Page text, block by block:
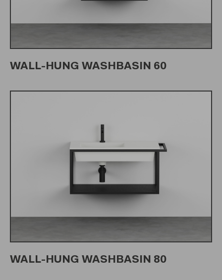
WALL-HUNG WASHBASIN 60
WALL-HUNG WASHBASIN 80